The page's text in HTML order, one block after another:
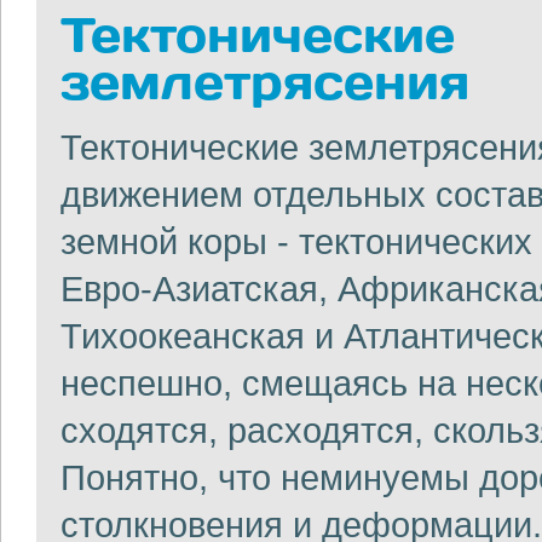
Тектонические
землетрясения
Тектонические
движением отдельных
земной коры -
Евро-Азиатская,
Тихоокеанская и
неспешно, смещаясь на
сходятся, расходятся,
Понятно, что неминуемы
столкновения и